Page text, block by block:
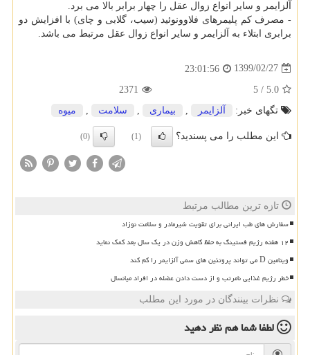
آلزایمر و سایر انواع زوال عقل را چهار برابر بالا می برد.
- مصرف کم پلیمرهای فلاوونوئید (سیب، گلابی و چای) با افزایش دو
برابری ابتلاء به آلزایمر و سایر انواع زوال عقل مرتبط می باشد.
1399/02/27
23:01:56
5.0
/
5
2371
تگهای خبر:
آلزایمر بیماری سلامت میوه
این مطلب را می پسندید؟ (1)
(0)
تازه ترین مطالب مرتبط
سفارش های طب ایرانی برای تقویت شیرمادر و سلامت نوزاد
۱۲ هفته رژیم فستینگ به حفظ کاهش وزن در یک سال بعد کمک نماید
ویتامین D می تواند پروتئین های سمی آلزایمر را کم کند
خطر رژیم غذایی نامرتب و از دست دادن عضله در افراد میانسال
نظرات بینندگان در مورد این مطلب
لطفا شما همنظر دهید